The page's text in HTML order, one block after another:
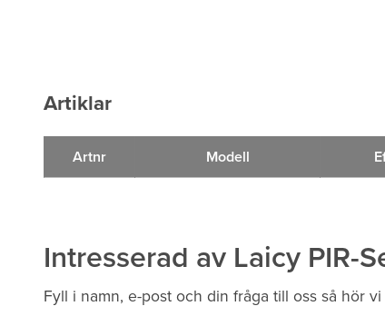
Artiklar
Artnr Modell
Intresserad av Laicy PIR-
Fyll i namn, e-post och din fråga till oss så hör